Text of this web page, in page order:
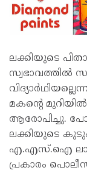
ലക്കിയുടെ
സ്വഭാവത്തിൽ
മകന്റെ
ആരോപിച്ചു.
ലക്കിയുടെ
എ.എസ്‌.ഐ
പ്രകാരം